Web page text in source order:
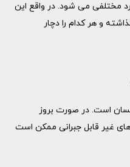
مختلفی می شود. در واقع این
و هر کدام را دچار
است. در صورت بروز
غیر قابل جبرانی ممکن است